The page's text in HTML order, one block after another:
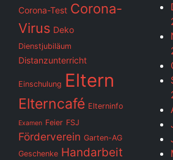
Corona-Test Corona-
Virus Deko
Dienstjubiläum
Distanzunterricht
Einschulung Eltern
Elterncafé Elterninfo
Examen Feier FSJ
Förderverein Garten-AG
Geschenke Handarbeit